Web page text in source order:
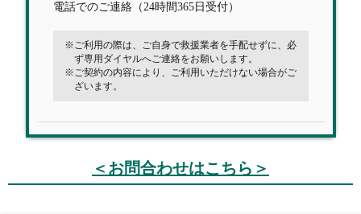
電話でのご連絡（24時間365日受付）
ご利用の際は、ご自身で救援業者を手配せずに、必
ず専用ダイヤルへご連絡をお願いします。
ご契約の内容により、ご利用いただけない場合がご
ざいます。
＜お問合わせはこちら＞